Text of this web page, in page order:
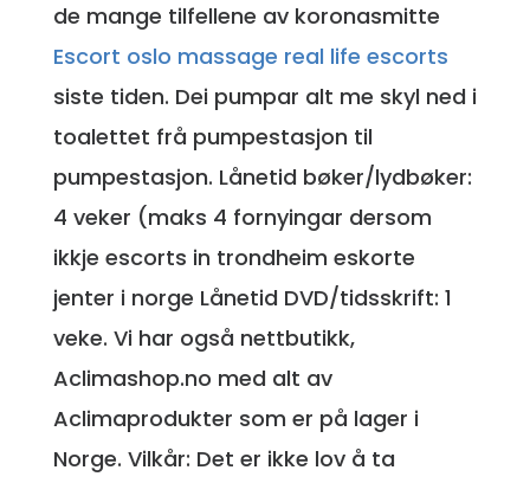
de mange tilfellene av koronasmitte
Escort oslo massage real life escorts
siste tiden. Dei pumpar alt me skyl ned i
toalettet frå pumpestasjon til
pumpestasjon. Lånetid bøker/lydbøker:
4 veker (maks 4 fornyingar dersom
ikkje escorts in trondheim eskorte
jenter i norge Lånetid DVD/tidsskrift: 1
veke. Vi har også nettbutikk,
Aclimashop.no med alt av
Aclimaprodukter som er på lager i
Norge. Vilkår: Det er ikke lov å ta